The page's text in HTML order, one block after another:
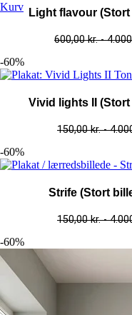
Kurv Light flavour
600,00kr.-
-60%
Vivid lights II
150,00kr.-
-60%
Strife (Stort
150,00kr.-
-60%